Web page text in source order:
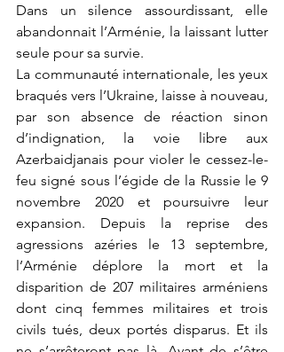
Dans un silence assourdissant, elle
abandonnait l’Arménie, la laissant lutter
seule pour sa survie.
La communauté internationale, les yeux
braqués vers l’Ukraine, laisse à nouveau,
par son absence de réaction sinon
d’indignation, la voie libre aux
Azerbaidjanais pour violer le cessez-le-
feu signé sous l’égide de la Russie le 9
novembre 2020 et poursuivre leur
expansion. Depuis la reprise des
agressions azéries le 13 septembre,
l’Arménie déplore la mort et la
disparition de 207 militaires arméniens
dont cinq femmes militaires et trois
civils tués, deux portés disparus. Et ils